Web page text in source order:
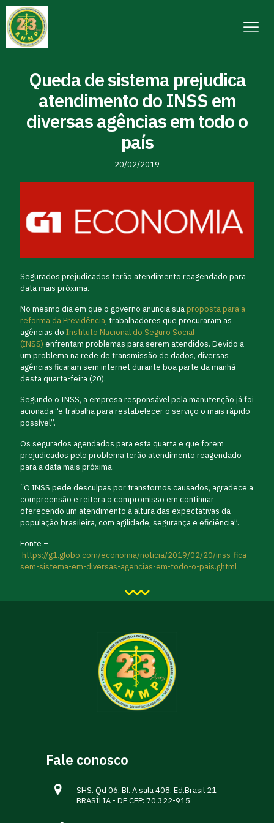
Queda de sistema prejudica
atendimento do INSS em
diversas agências em todo o
país
20/02/2019
Segurados prejudicados terão atendimento reagendado para
data mais próxima.
No mesmo dia em que o governo anuncia suaproposta para a
reforma da Previdência, trabalhadores que procuraram as
agências do Instituto Nacional do Seguro Social
(INSS) enfrentam problemas para serem atendidos. Devido a
um problema na rede de transmissão de dados, diversas
agências ficaram sem internet durante boa parte da manhã
desta quarta-feira (20).
Segundo o INSS, a empresa responsável pela manutenção já foi
acionada “e trabalha para restabelecer o serviço o mais rápido
possível”.
Os segurados agendados para esta quarta e que forem
prejudicados pelo problema terão atendimento reagendado
para a data mais próxima.
“O INSS pede desculpas por transtornos causados, agradece a
compreensão e reitera o compromisso em continuar
oferecendo um atendimento à altura das expectativas da
população brasileira, com agilidade, segurança e eficiência”.
Fonte –
https://g1.globo.com/economia/noticia/2019/02/20/inss-fica-
sem-sistema-em-diversas-agencias-em-todo-o-pais.ghtml
Fale conosco
SHS. Qd 06, Bl. A sala 408, Ed.Brasil 21
BRASÍLIA - DF CEP: 70.322-915